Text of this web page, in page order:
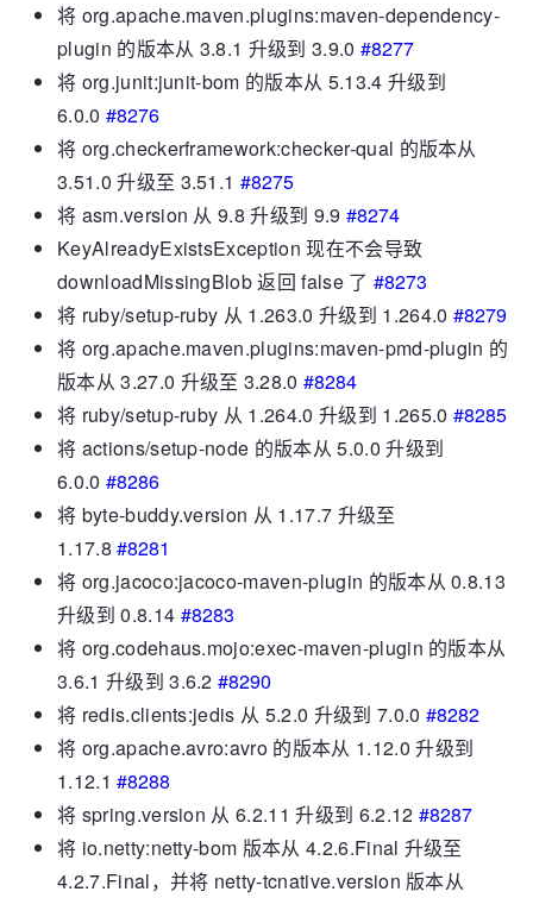
将 org.apache.maven.plugins:maven-dependency-
plugin 的版本从 3.8.1 升级到 3.9.0 #8277
将 org.junit:junit-bom 的版本从 5.13.4 升级到
6.0.0 #8276
将 org.checkerframework:checker-qual 的版本从
3.51.0 升级至 3.51.1 #8275
将 asm.version 从 9.8 升级到 9.9 #8274
KeyAlreadyExistsException 现在不会导致
downloadMissingBlob 返回 false 了 #8273
将 ruby​​/setup-ruby 从 1.263.0 升级到 1.264.0 #8279
将 org.apache.maven.plugins:maven-pmd-plugin 的
版本从 3.27.0 升级至 3.28.0#8284
将 ruby​​/setup-ruby 从 1.264.0 升级到 1.265.0 #8285
将 actions/setup-node 的版本从 5.0.0 升级到
6.0.0 #8286
将 byte-buddy.version 从 1.17.7 升级至
1.17.8#8281
将 org.jacoco:jacoco-maven-plugin 的版本从 0.8.13
升级到 0.8.14 #8283
将 org.codehaus.mojo:exec-maven-plugin 的版本从
3.6.1 升级到 3.6.2#8290
将 redis.clients:jedis 从 5.2.0 升级到 7.0.0 #8282
将 org.apache.avro:avro 的版本从 1.12.0 升级到
1.12.1#8288
将 spring.version 从 6.2.11 升级到 6.2.12 #8287
将 io.netty:netty-bom 版本从 4.2.6.Final 升级至
4.2.7.Final，并将 netty-tcnative.version 版本从